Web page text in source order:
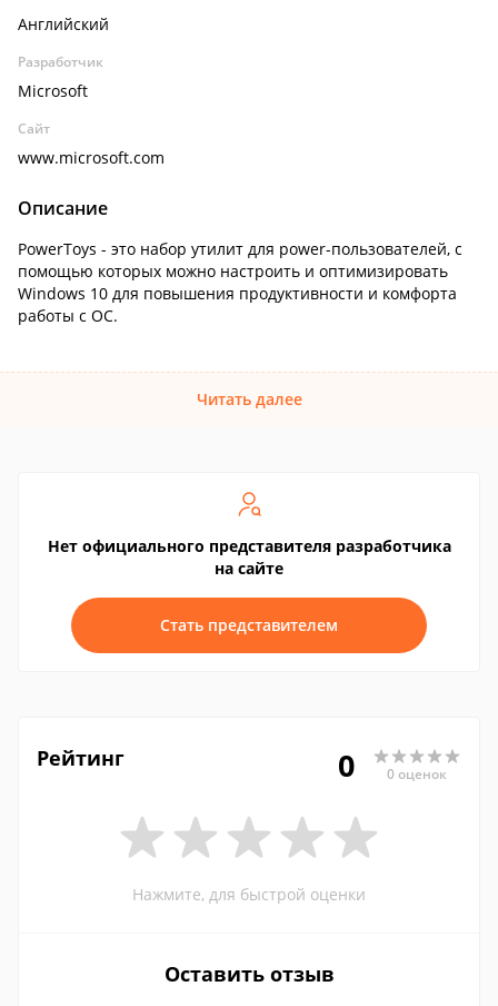
Английский
Разработчик
Microsoft
Сайт
www.microsoft.com
Описание
PowerToys - это набор утилит для power-пользователей, с
помощью которых можно настроить и оптимизировать
Windows 10 для повышения продуктивности и комфорта
работы с ОС.
Читать далее
Нет официального представителя разработчика
на сайте
Стать представителем
Рейтинг 0 0 оценок
Нажмите, для быстрой оценки
Оставить отзыв